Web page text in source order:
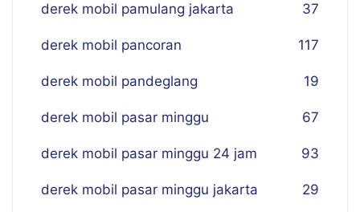
derek mobil pamulang jakarta 37
derek mobil pancoran 117
derek mobil pandeglang 19
derek mobil pasar minggu 67
derek mobil pasar minggu 24 jam 93
derek mobil pasar minggu jakarta 29